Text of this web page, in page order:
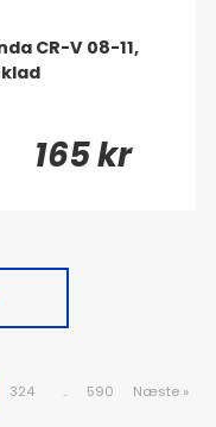
CR-V 08-11,
165 kr
324 .. 590 Næste »